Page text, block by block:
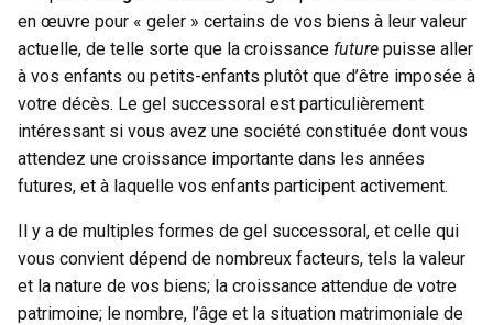
en œuvre pour « geler » certains de vos biens à leur valeur
actuelle, de telle sorte que la croissance future puisse aller
à vos enfants ou petits-enfants plutôt que d’être imposée à
votre décès. Le gel successoral est particulièrement
intéressant si vous avez une société constituée dont vous
attendez une croissance importante dans les années
futures, et à laquelle vos enfants participent activement.
Il y a de multiples formes de gel successoral, et celle qui
vous convient dépend de nombreux facteurs, tels la valeur
et la nature de vos biens; la croissance attendue de votre
patrimoine; le nombre, l’âge et la situation matrimoniale de